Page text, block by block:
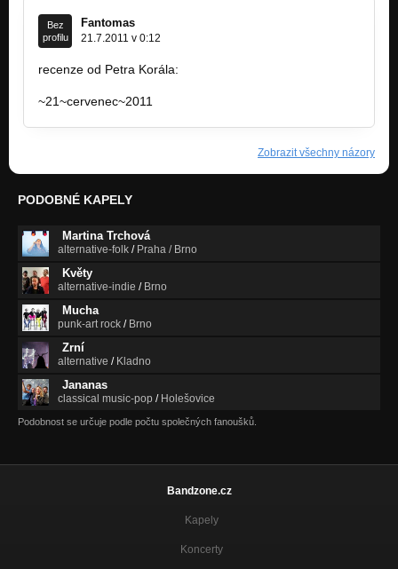
Bez
profilu
Fantomas
21.7.2011 v 0:12
recenze od Petra Korála:
~21~cervenec~2011
Zobrazit všechny názory
PODOBNÉ KAPELY
Martina Trchová
alternative-folk / Praha / Brno
Květy
alternative-indie / Brno
Mucha
punk-art rock / Brno
Zrní
alternative / Kladno
Jananas
classical music-pop / Holešovice
Podobnost se určuje podle počtu společných fanoušků.
Bandzone.cz
Kapely
Koncerty